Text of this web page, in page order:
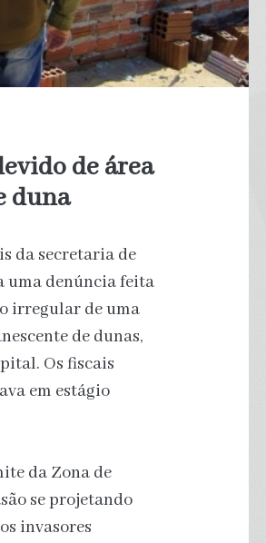
de área
duna
da secretaria de
uma denúncia feita
irregular de uma
de dunas,
Os fiscais
em estágio
da Zona de
se projetando
invasores